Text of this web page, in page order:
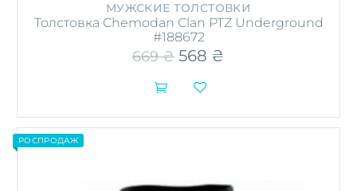
МУЖСКИЕ ТОЛСТОВКИ
Толстовка Chemodan Clan PTZ Underground
#188672
669₴ Первоначальная
составляла
669 ₴.
568 ₴
 
РОСПРОДАЖ